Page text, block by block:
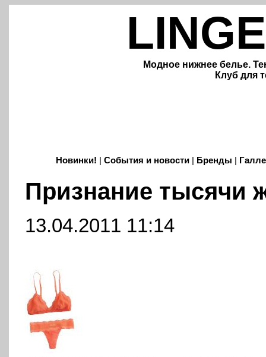
Модное нижнее белье.
Клуб для
Новинки! События и новости| Бренды
Признание тысячи
13.04.2011 11:14